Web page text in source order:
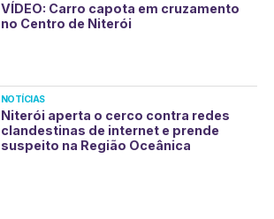
VÍDEO: Carro capota em cruzamento
no Centro de Niterói
NOTÍCIAS
Niterói aperta o cerco contra redes
clandestinas de internet e prende
suspeito na Região Oceânica